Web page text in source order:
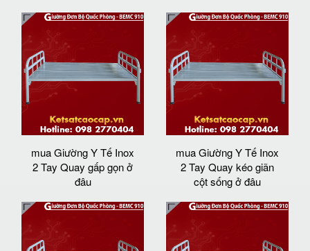
mua Giường Y Tế Inox
2 Tay Quay gấp gọn ở
đâu
mua Giường Y Tế Inox
2 Tay Quay kéo giãn
cột sống ở đâu